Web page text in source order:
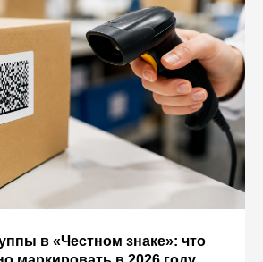
в «Честном знаке»: что